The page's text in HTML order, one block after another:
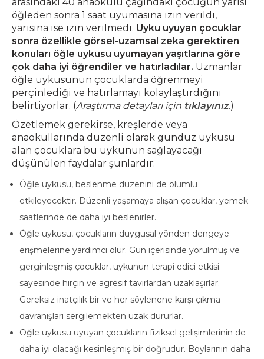
öğleden sonra 1 saat uyumasına izin verildi,
yarısına ise izin verilmedi. Uyku uyuyan çocuklar
sonra özellikle görsel-uzamsal zeka gerektiren
konuları öğle uykusu uyumayan yaşıtlarına göre
çok daha iyi öğrendiler ve hatırladılar. Uzmanlar
öğle uykusunun çocuklarda öğrenmeyi
perçinlediği ve hatırlamayı kolaylaştırdığını
belirtiyorlar. (Araştırma detayları için tıklayınız.)
Özetlemek gerekirse, kreşlerde veya
anaokullarında düzenli olarak gündüz uykusu
alan çocuklara bu uykunun sağlayacağı
düşünülen faydalar şunlardır:
Öğle uykusu, beslenme düzenini de olumlu
etkileyecektir. Düzenli yaşamaya alışan çocuklar, yemek
saatlerinde de daha iyi beslenirler.
Öğle uykusu, çocukların duygusal yönden dengeye
erişmelerine yardımcı olur. Gün içerisinde yorulmuş ve
gerginleşmiş çocuklar, uykunun terapi edici etkisi
sayesinde hırçın ve agresif tavırlardan uzaklaşırlar.
Gereksiz inatçılık bir ve her söylenene karşı çıkma
davranışları sergilemekten uzak dururlar.
Öğle uykusu uyuyan çocukların fiziksel gelişimlerinin de
daha iyi olacağı kesinleşmiş bir doğrudur. Boylarının daha